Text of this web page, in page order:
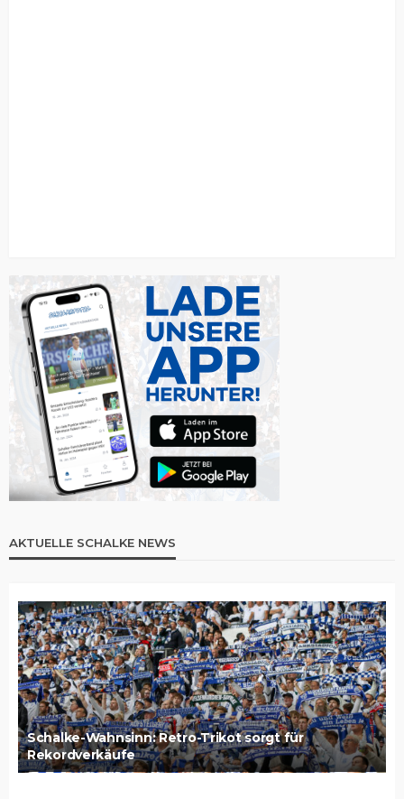
AKTUELLE SCHALKE NEWS
Schalke-Wahnsinn: Retro-Trikot sorgt für
Rekordverkäufe